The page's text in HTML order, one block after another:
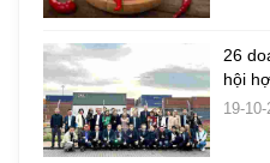
26
hội
19-